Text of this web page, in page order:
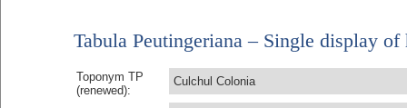
Tabula Peutingeriana – Single display of
Toponym TP
(renewed):
Culchul Colonia